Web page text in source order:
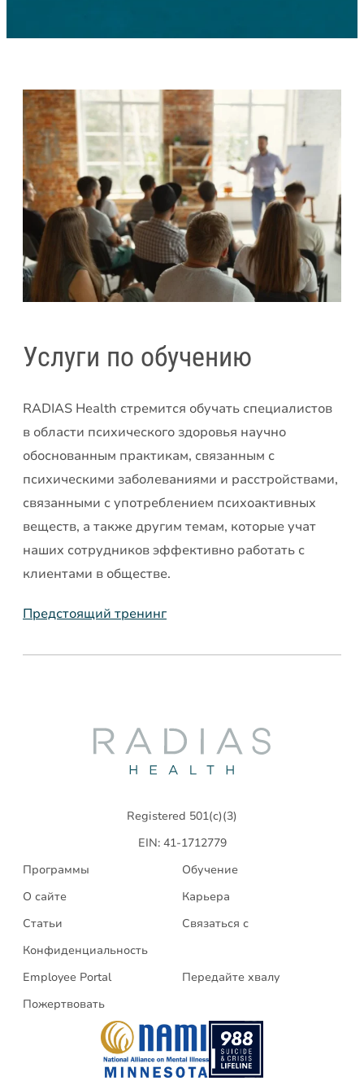
Услуги по обучению
RADIAS Health стремится обучать специалистов
в области психического здоровья научно
обоснованным практикам, связанным с
психическими заболеваниями и расстройствами,
связанными с употреблением психоактивных
веществ, а также другим темам, которые учат
наших сотрудников эффективно работать с
клиентами в обществе.
Предстоящий тренинг
Registered 501(c)(3)
EIN: 41-1712779
Программы
Обучение
О сайте
Карьера
Статьи
Связаться с
Конфиденциальность
Employee Portal
Передайте хвалу
Пожертвовать